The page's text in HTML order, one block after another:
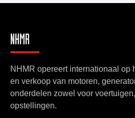
NHMR
NHMR opereert internationaal op
en verkoop van motoren,
onderdelen zowel voor
opstellingen.